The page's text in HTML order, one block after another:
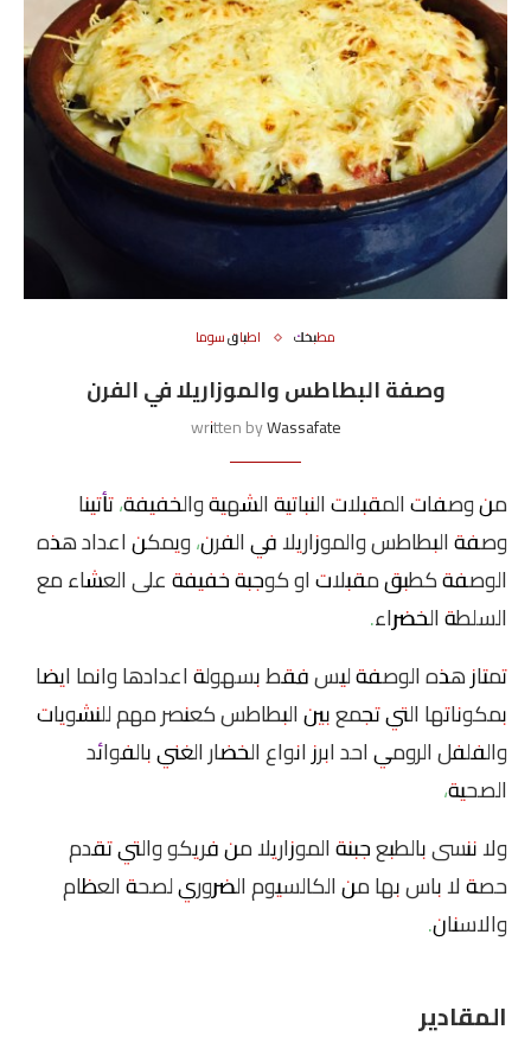
مطبخك اطباق سوما
وصفة البطاطس والموزاريلا في الفرن
written byWassafate
من وصفات المقبلات النباتية الشهية والخفيفة، تأتينا
وصفة البطاطس والموزاريلا في الفرن، ويمكن اعداد هذه
الوصفة كطبق مقبلات او كوجبة خفيفة على العشاء مع
السلطة الخضراء.
تمتاز هذه الوصفة ليس فقط بسهولة اعدادها وانما ايضا
بمكوناتها التي تجمع بين البطاطس كعنصر مهم للنشويات
والفلفل الرومي احد ابرز انواع الخضار الغني بالفوائد
الصحية،
ولا ننسى بالطبع جبنة الموزاريلا من فريكو والتي تقدم
حصة لا باس بها من الكالسيوم الضروري لصحة العظام
والاسنان.
المقادير